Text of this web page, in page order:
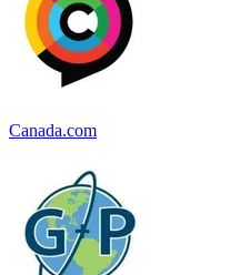
Canada.com